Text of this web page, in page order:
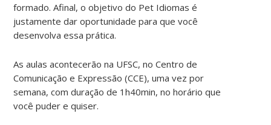
formado. Afinal, o objetivo do Pet Idiomas é
justamente dar oportunidade para que você
desenvolva essa prática.
As aulas acontecerão na UFSC, no Centro de
Comunicação e Expressão (CCE), uma vez por
semana, com duração de 1h40min, no horário que
você puder e quiser.